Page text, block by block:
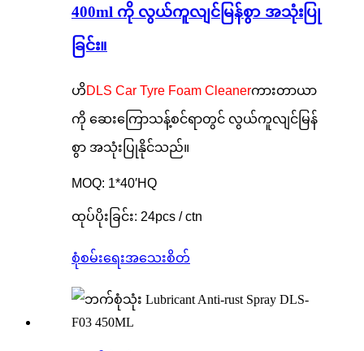
400ml ကို လွယ်ကူလျင်မြန်စွာ အသုံးပြု
ခြင်း။
ဟိDLS Car Tyre Foam Cleanerကားတာယာ
ကို ဆေးကြောသန့်စင်ရာတွင် လွယ်ကူလျင်မြန်
စွာ အသုံးပြုနိုင်သည်။
MOQ: 1*40′HQ
ထုပ်ပိုးခြင်း: 24pcs / ctn
စုံစမ်းရေးအသေးစိတ်